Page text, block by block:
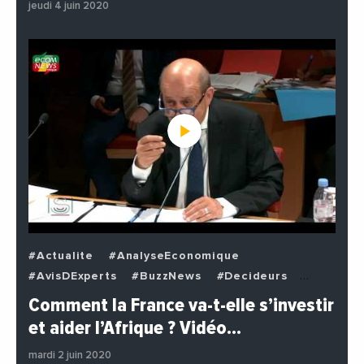
jeudi 4 juin 2020
#Actualite
#AnalyseEconomique
#AvisDExperts
#BuzzNews
#Decideurs
#EchangesMediterraneens
#Economie
#Politique
Comment la France va-t-elle s’investir
et aider l’Afrique ? Vidéo…
mardi 2 juin 2020